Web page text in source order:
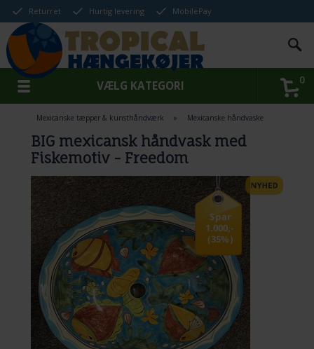
Returret Hurtig levering MobilePay
0
VÆLG KATEGORI
Mexicanske tæpper & kunsthåndværk » Mexicanske håndvaske
BIG mexicansk håndvask med
Fiskemotiv - Freedom
Spar
1.000,-
(35%)